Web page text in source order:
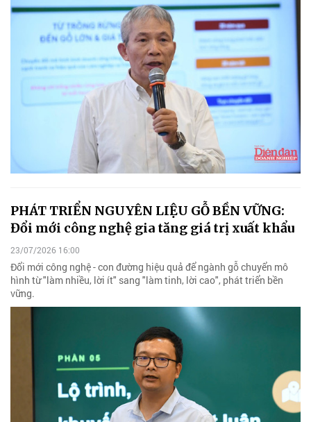
PHÁT TRIỂN NGUYÊN LIỆU GỖ BỀN VỮNG:
Đổi mới công nghệ gia tăng giá trị xuất khẩu
23/07/2026 16:00
Đổi mới công nghệ - con đường hiệu quả để ngành gỗ chuyển mô
hình từ "làm nhiều, lời ít" sang "làm tinh, lời cao", phát triển bền
vững.